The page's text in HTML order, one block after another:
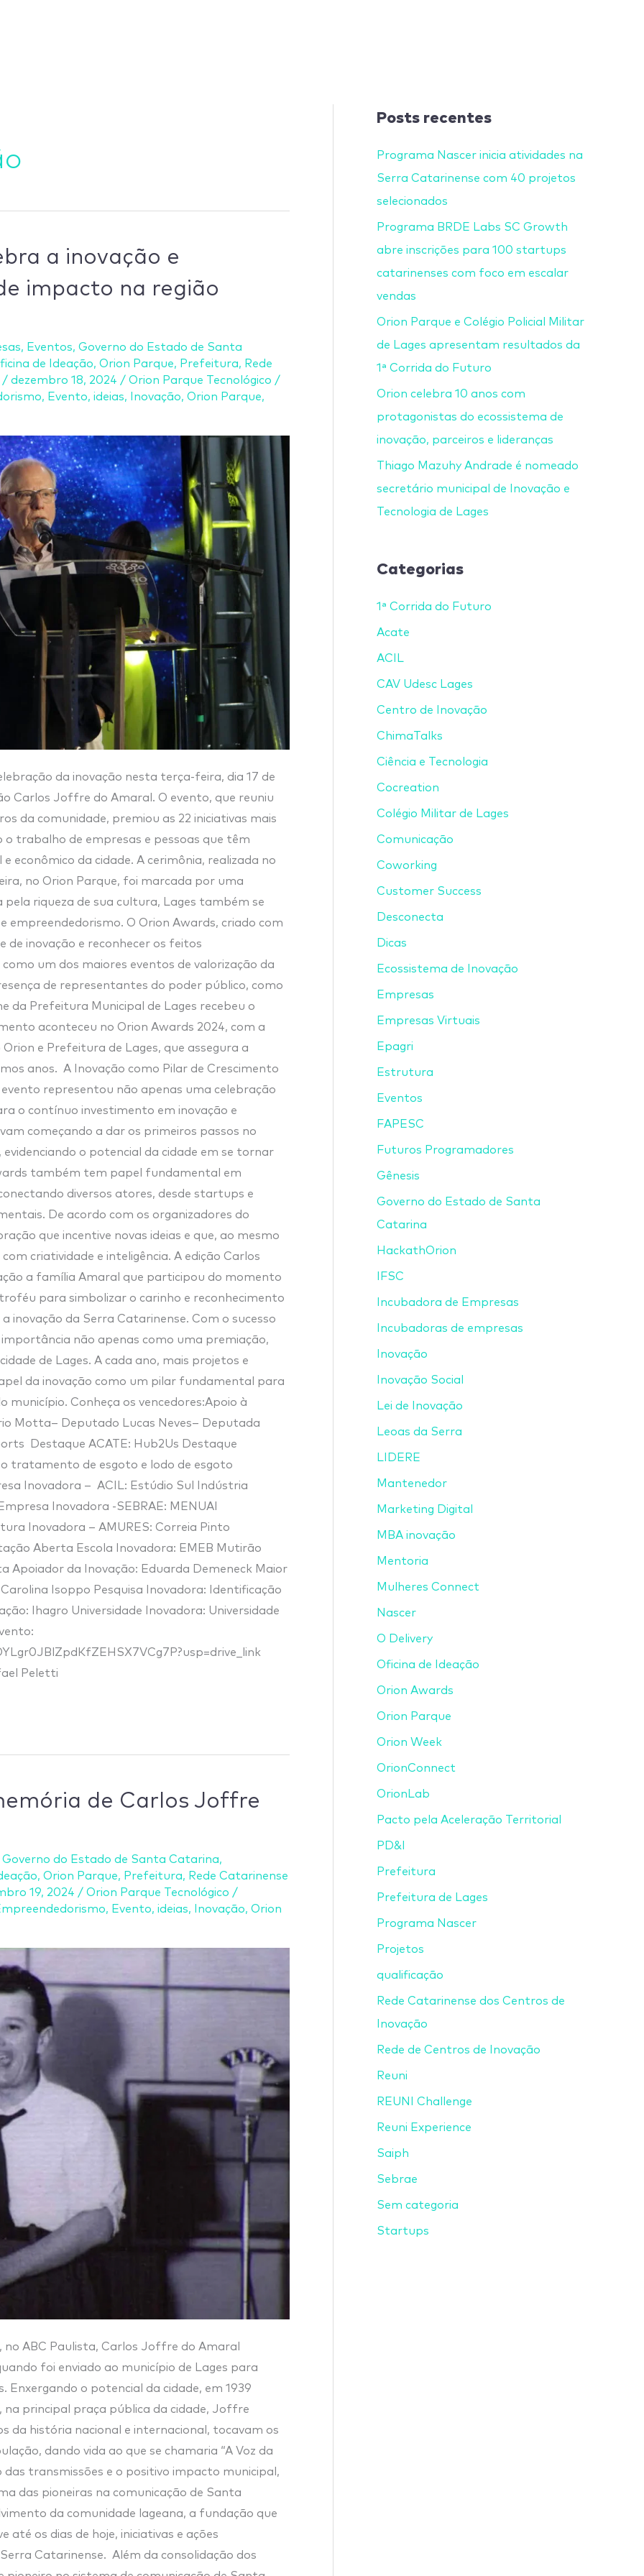
a inovação e
impacto na região
, Eventos, Governo do Estado de Santa
de Ideação, Orion Parque, Prefeitura, Rede
/ dezembro 18, 2024 / Orion Parque Tecnológico /
, Evento, ideias, Inovação, Orion Parque,
da inovação nesta terça-feira, dia 17 de
Carlos Joffre do Amaral. O evento, que reuniu
da comunidade, premiou as 22 iniciativas mais
trabalho de empresas e pessoas que têm
econômico da cidade. A cerimônia, realizada no
no Orion Parque, foi marcada por uma
riqueza de sua cultura, Lages também se
empreendedorismo. O Orion Awards, criado com
de inovação e reconhecer os feitos
um dos maiores eventos de valorização da
de representantes do poder público, como
da Prefeitura Municipal de Lages recebeu o
aconteceu no Orion Awards 2024, com a
e Prefeitura de Lages, que assegura a
anos. A Inovação como Pilar de Crescimento
representou não apenas uma celebração
o contínuo investimento em inovação e
começando a dar os primeiros passos no
o potencial da cidade em se tornar
também tem papel fundamental em
diversos atores, desde startups e
De acordo com os organizadores do
que incentive novas ideias e que, ao mesmo
criatividade e inteligência. A edição Carlos
a família Amaral que participou do momento
para simbolizar o carinho e reconhecimento
da Serra Catarinense. Com o sucesso
não apenas como uma premiação,
de Lages. A cada ano, mais projetos e
da inovação como um pilar fundamental para
município. Conheça os vencedores:Apoio à
Motta– Deputado Lucas Neves– Deputada
Destaque ACATE: Hub2Us Destaque
o tratamento de esgoto e lodo de esgoto
Inovadora – ACIL: Estúdio Sul Indústria
Inovadora -SEBRAE: MENUAI
Inovadora – AMURES: Correia Pinto
Aberta Escola Inovadora: EMEB Mutirão
Apoiador da Inovação: Eduarda Demeneck Maior
Isoppo Pesquisa Inovadora: Identificação
Ihagro Universidade Inovadora: Universidade
Peletti
de Carlos Joffre
Governo do Estado de Santa Catarina,
, Orion Parque, Prefeitura, Rede Catarinense
19, 2024 / Orion Parque Tecnológico /
, Evento, ideias, Inovação, Orion
no ABC Paulista, Carlos Joffre do Amaral
foi enviado ao município de Lages para
o potencial da cidade, em 1939
principal praça pública da cidade, Joffre
da história nacional e internacional, tocavam os
dando vida ao que se chamaria “A Voz da
das transmissões e o positivo impacto municipal,
das pioneiras na comunicação de Santa
da comunidade lageana, a fundação que
os dias de hoje, iniciativas e ações
Catarinense. Além da consolidação dos
Posts recentes
Programa Nascer inicia atividades na
Serra Catarinense com 40 projetos
selecionados
Programa BRDE Labs SC Growth
abre inscrições para 100 startups
catarinenses com foco em escalar
vendas
Orion Parque e Colégio Policial Militar
de Lages apresentam resultados da
1ª Corrida do Futuro
Orion celebra 10 anos com
protagonistas do ecossistema de
inovação, parceiros e lideranças
Thiago Mazuhy Andrade é nomeado
secretário municipal de Inovação e
Tecnologia de Lages
Categorias
1ª Corrida do Futuro
Acate
ACIL
CAV Udesc Lages
Centro de Inovação
ChimaTalks
Ciência e Tecnologia
Cocreation
Colégio Militar de Lages
Comunicação
Coworking
Customer Success
Desconecta
Dicas
Ecossistema de Inovação
Empresas
Empresas Virtuais
Epagri
Estrutura
Eventos
FAPESC
Futuros Programadores
Gênesis
Governo do Estado de Santa
Catarina
HackathOrion
IFSC
Incubadora de Empresas
Incubadoras de empresas
Inovação
Inovação Social
Lei de Inovação
Leoas da Serra
LIDERE
Mantenedor
Marketing Digital
MBA inovação
Mentoria
Mulheres Connect
Nascer
O Delivery
Oficina de Ideação
Orion Awards
Orion Parque
Orion Week
OrionConnect
OrionLab
Pacto pela Aceleração Territorial
PD&I
Prefeitura
Prefeitura de Lages
Programa Nascer
Projetos
qualificação
Rede Catarinense dos Centros de
Inovação
Rede de Centros de Inovação
Reuni
REUNI Challenge
Reuni Experience
Saiph
Sebrae
Sem categoria
Startups